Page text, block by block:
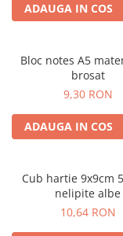
ADAUGA IN COS
Bloc notes A5
brosat
9,30 RON
ADAUGA IN COS
Cub hartie 9x9cm
nelipite albe
10,64 RON